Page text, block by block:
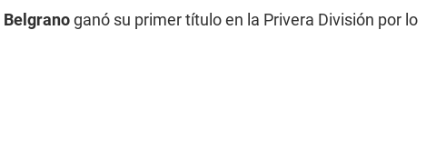
Belgranoganó su primer título en la Privera División por lo